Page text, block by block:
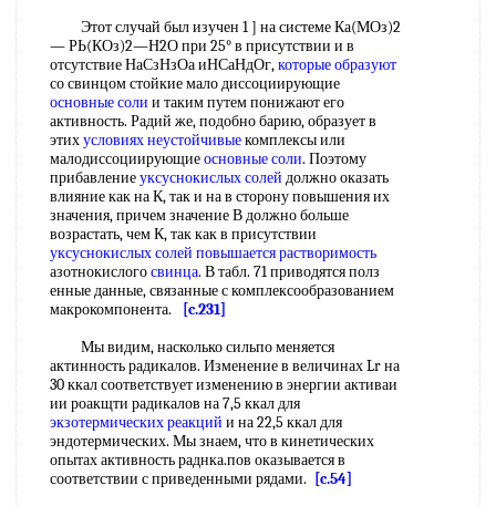
Этот случай был изучен 1 ] на системе Ка(МОз)2
— РЬ(КОз)2—Н2О при 25° в присутствии и в
отсутствие НаСзНзОа иНСаНдОг,которые образуют
со свинцом стойкие мало диссоциирующие
основные соли и таким путем понижают его
активность. Радий же, подобно барию, образует в
этихусловиях неустойчивыекомплексы или
малодиссоциирующиеосновные соли. Поэтому
прибавлениеуксуснокислых солей должно оказать
влияние как на К, так и на в сторону повышения их
значения, причем значение В должно больше
возрастать, чем К, так как в присутствии
уксуснокислых солей повышается растворимость
азотнокислогосвинца. В табл. 71 приводятся полз
енные данные, связанные с комплексообразованием
макрокомпонента.
[c.231]
Мы видим, насколько сильпо меняется
актинность радикалов. Изменение в величинах Lr на
30 ккал соответствует изменению в энергии активаи
ии роакщти радикалов на 7,5 ккал для
экзотермических реакций и на 22,5 ккал для
эндотермических. Мы знаем, что в кинетических
опытах активность раднка.пов оказывается в
соответствии с приведенными рядами.
[c.54]